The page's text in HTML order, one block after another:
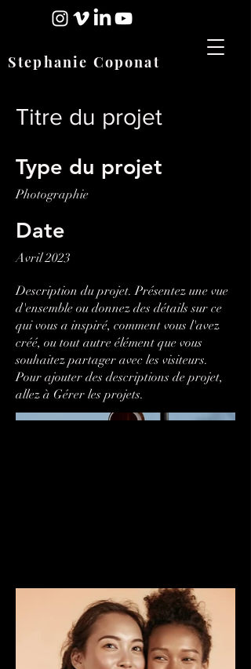
Stephanie Coponat
Titre du projet
Type du projet
Photographie
Date
Avril 2023
Description du projet. Présentez une vue
d'ensemble ou donnez des détails sur ce
qui vous a inspiré, comment vous l'avez
créé, ou tout autre élément que vous
souhaitez partager avec les visiteurs.
Pour ajouter des descriptions de projet,
allez à Gérer les projets.